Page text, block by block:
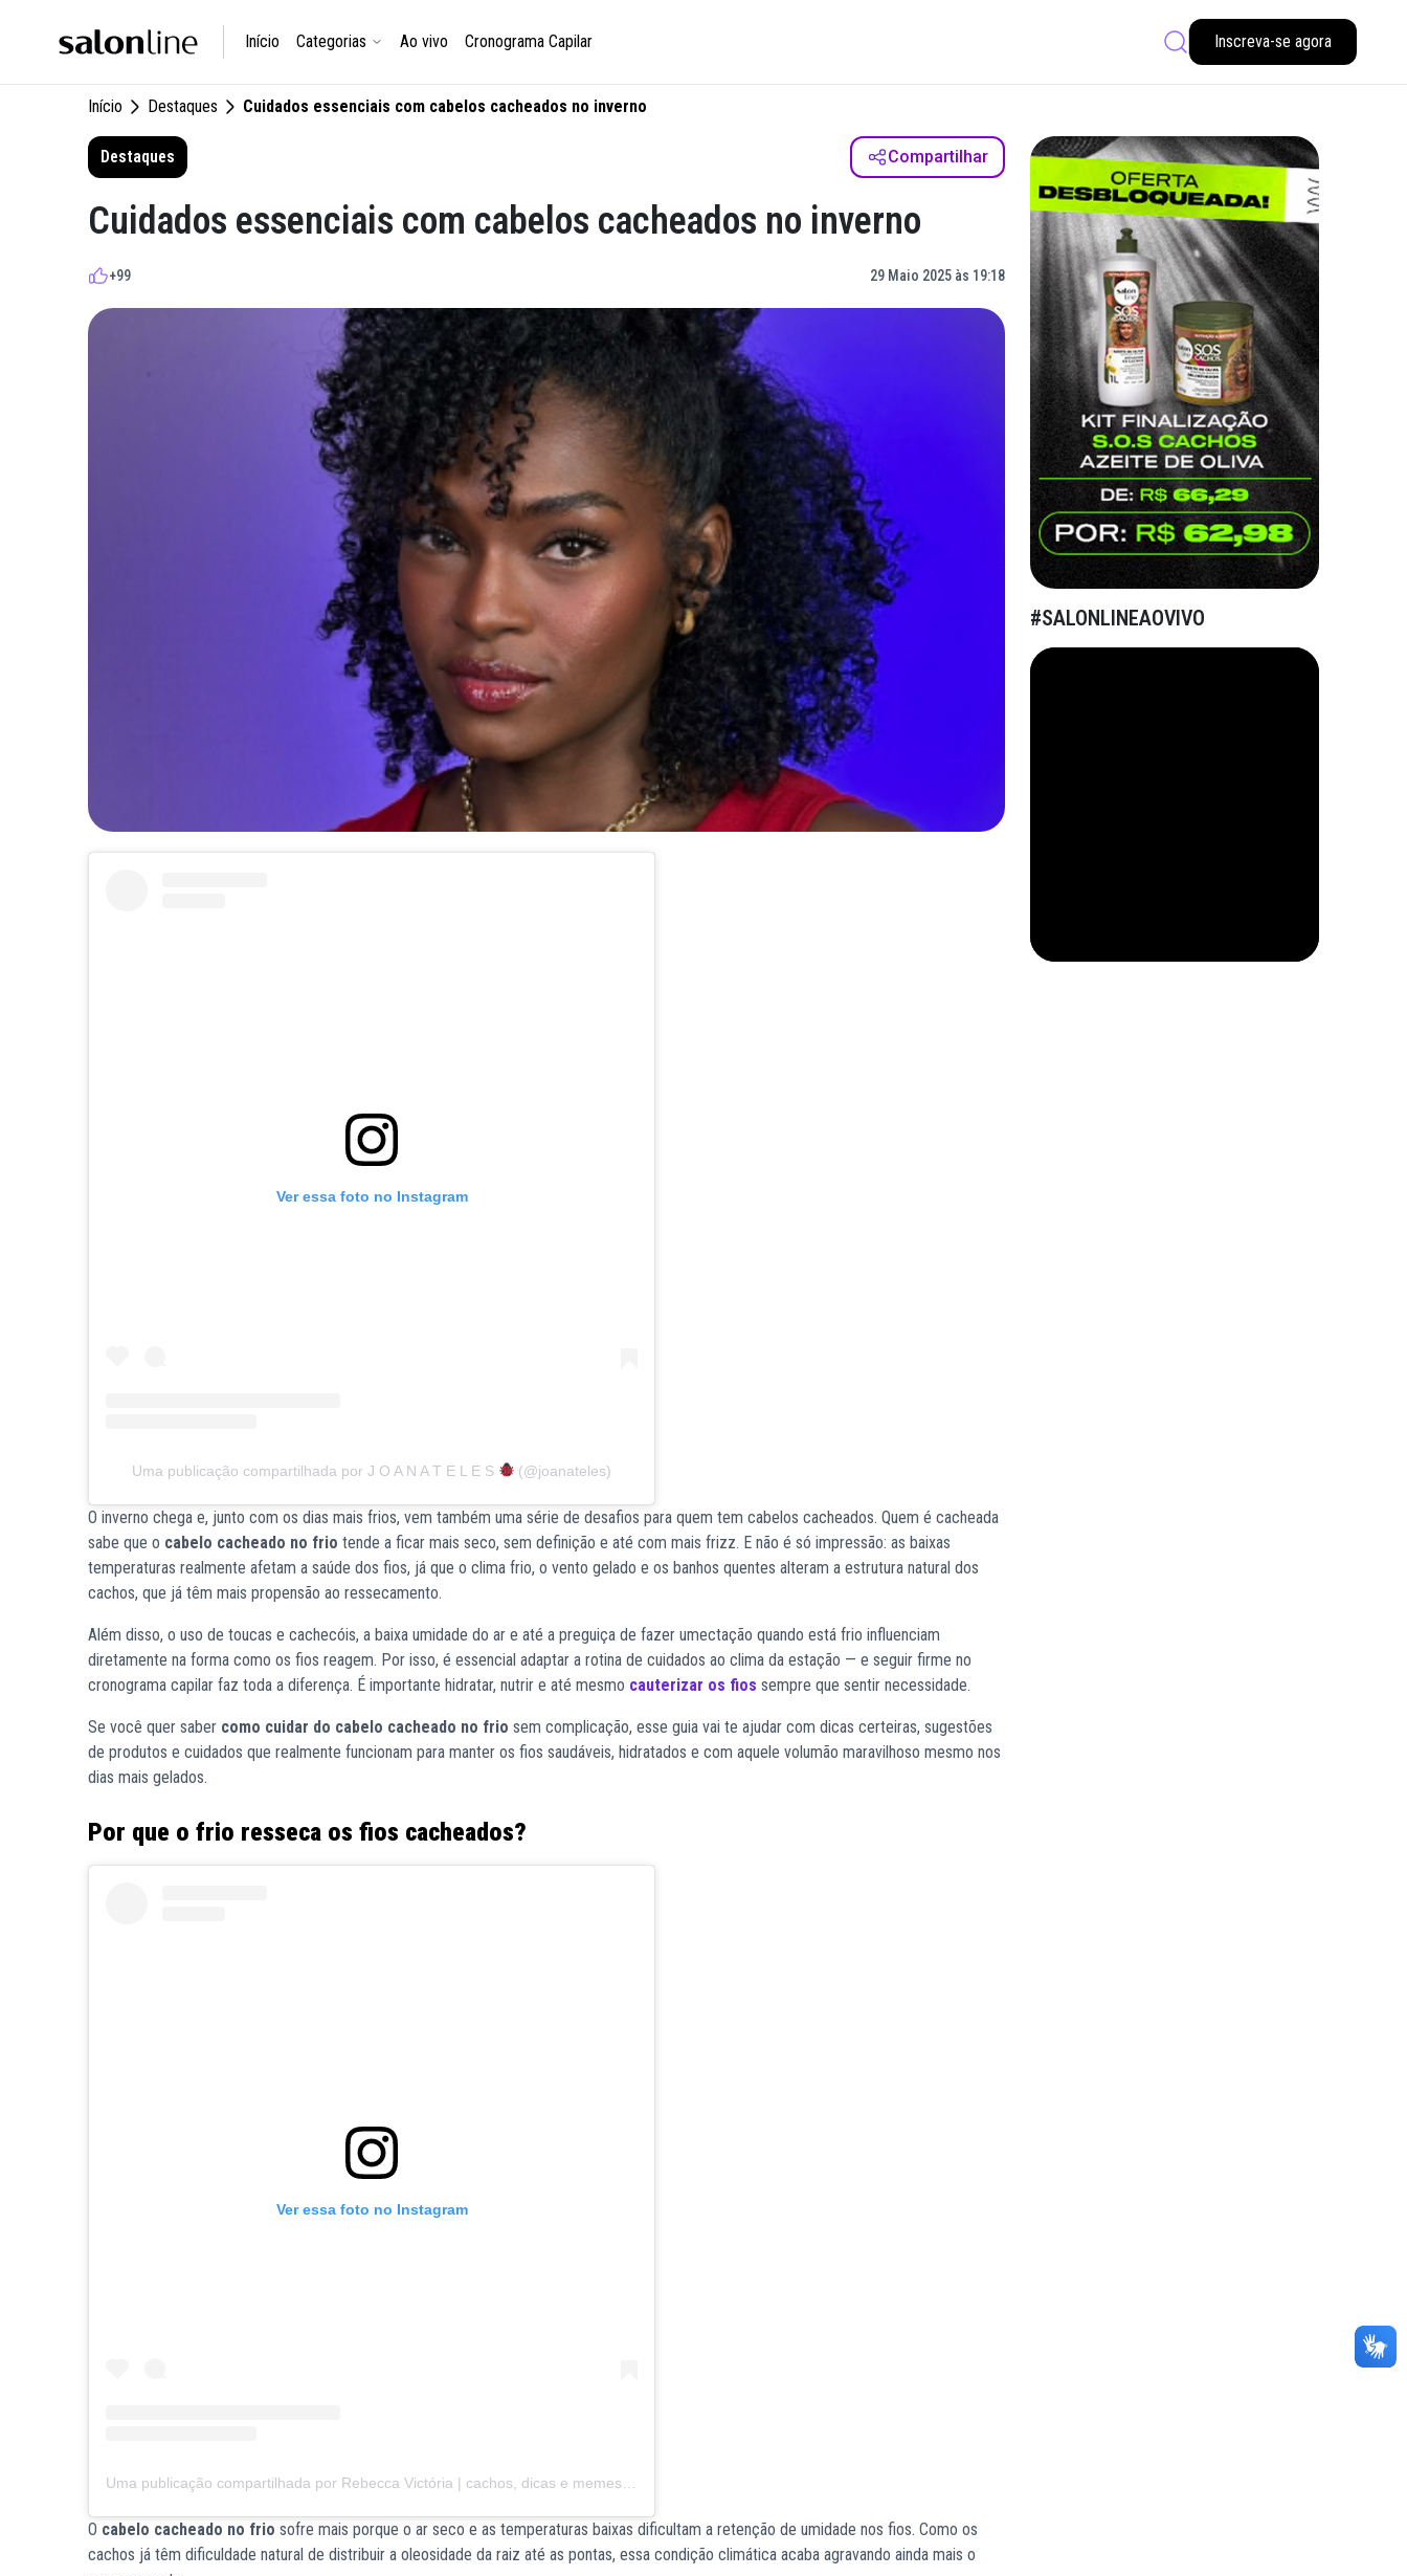
Início Categorias Ao vivo Cronograma Capilar Inscreva-se agora
Início Destaques Cuidados essenciais com cabelos cacheados no inverno
Destaques Compartilhar
Cuidados essenciais com cabelos cacheados no inverno
+99 29 Maio 2025 às 19:18
Ver essa foto no Instagram
Uma publicação compartilhada por J O A N A T E L E S (@joanateles)
O inverno chega e, junto com os dias mais frios, vem também uma série de desafios para quem tem cabelos cacheados. Quem é cacheada
sabe que o cabelo cacheado no frio tende a ficar mais seco, sem definição e até com mais frizz. E não é só impressão: as baixas
temperaturas realmente afetam a saúde dos fios, já que o clima frio, o vento gelado e os banhos quentes alteram a estrutura natural dos
cachos, que já têm mais propensão ao ressecamento.
Além disso, o uso de toucas e cachecóis, a baixa umidade do ar e até a preguiça de fazer umectação quando está frio influenciam
diretamente na forma como os fios reagem. Por isso, é essencial adaptar a rotina de cuidados ao clima da estação — e seguir firme no
cronograma capilar faz toda a diferença. É importante hidratar, nutrir e até mesmo cauterizar os fios sempre que sentir necessidade.
Se você quer saber como cuidar do cabelo cacheado no frio sem complicação, esse guia vai te ajudar com dicas certeiras, sugestões
de produtos e cuidados que realmente funcionam para manter os fios saudáveis, hidratados e com aquele volumão maravilhoso mesmo nos
dias mais gelados.
Por que o frio resseca os fios cacheados?
Ver essa foto no Instagram
O cabelo cacheado no frio sofre mais porque o ar seco e as temperaturas baixas dificultam a retenção de umidade nos fios. Como os
cachos já têm dificuldade natural de distribuir a oleosidade da raiz até as pontas, essa condição climática acaba agravando ainda mais o
#SALONLINEAOVIVO